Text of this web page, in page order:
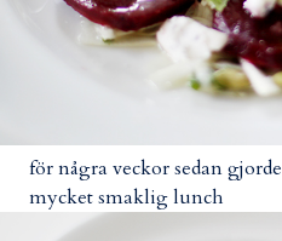
för några veckor sedan
mycket smaklig lunch